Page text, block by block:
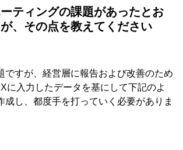
ティングの課題があったとお
、その点を教えてください
ですが、経営層に報告および改善のため
に入力したデータを基にして下記のよ
成し、都度手を打っていく必要がありま